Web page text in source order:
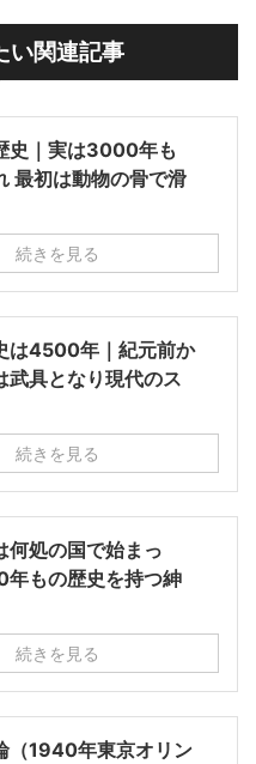
い関連記事
史｜実は3000年も
最初は動物の骨で滑
続きを見る
は4500年｜紀元前か
武具となり現代のス
続きを見る
何処の国で始まっ
年もの歴史を持つ紳
続きを見る
（1940年東京オリン